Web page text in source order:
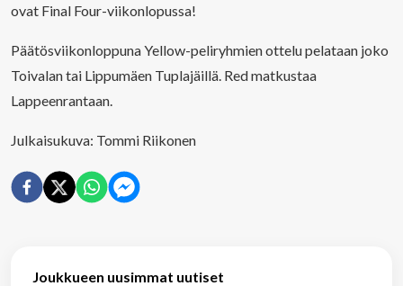
ovat Final Four-viikonlopussa!
Päätösviikonloppuna Yellow-peliryhmien ottelu pelataan joko
Toivalan tai Lippumäen Tuplajäillä. Red matkustaa
Lappeenrantaan.
Julkaisukuva: Tommi Riikonen
Joukkueen uusimmat uutiset